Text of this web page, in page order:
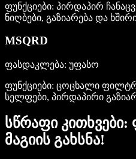
ფუნქციები: პირდაპირ
ნიღბები, გაზიარება და
MSQRD
ფასდაკლება: უფასო
ფუნქციები: ცოცხალი
სელფები, პირდაპირი
სწრაფი კითხვები:
მაგიის გახსნა!